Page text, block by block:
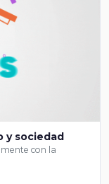
y sociedad
con la